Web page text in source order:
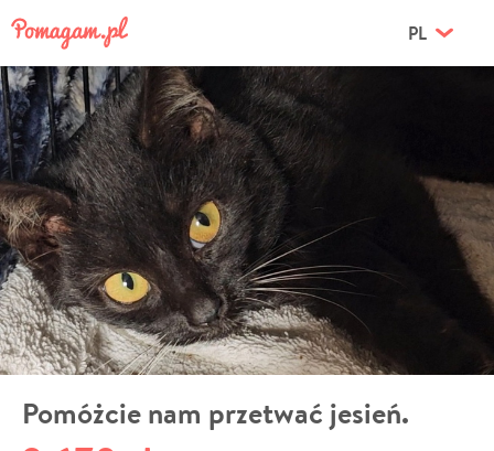
PL
Pomóżcie nam przetwać jesień.